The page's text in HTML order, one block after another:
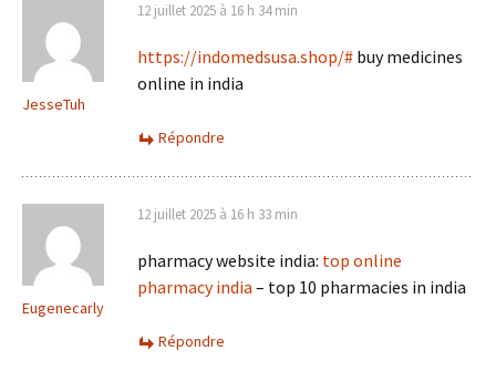
JesseTuh
12 juillet 2025 à 16 h 34 min
https://indomedsusa.shop/# buy medicines
online in india
Répondre
Eugenecarly
12 juillet 2025 à 16 h 33 min
pharmacy website india: top online
pharmacy india – top 10 pharmacies in india
Répondre